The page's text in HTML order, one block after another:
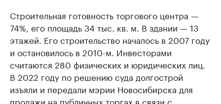
Строительная готовность торгового центра —
74%, его площадь 34 тыс. кв. м. В здании — 13
этажей. Его строительство началось в 2007 году
и остановилось в 2010-м. Инвесторами
считаются 280 физических и юридических лиц.
В 2022 году по решению суда долгострой
изъяли и передали мэрии Новосибирска для
продажи на публичных торгах в связи с